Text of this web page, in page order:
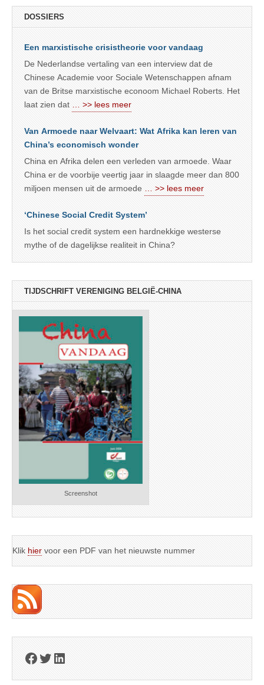
DOSSIERS
Een marxistische crisistheorie voor vandaag
De Nederlandse vertaling van een interview dat de
Chinese Academie voor Sociale Wetenschappen afnam
van de Britse marxistische econoom Michael Roberts. Het
laat zien dat
… >> lees meer
Van Armoede naar Welvaart: Wat Afrika kan leren van
China’s economisch wonder
China en Afrika delen een verleden van armoede. Waar
China er de voorbije veertig jaar in slaagde meer dan 800
miljoen mensen uit de armoede
… >> lees meer
‘Chinese Social Credit System’
Is het social credit system een hardnekkige westerse
mythe of de dagelijkse realiteit in China?
TIJDSCHRIFT VERENIGING BELGIË-CHINA
Screenshot
Klik hier voor een PDF van het nieuwste nummer
Facebook
Twitter
LinkedIn